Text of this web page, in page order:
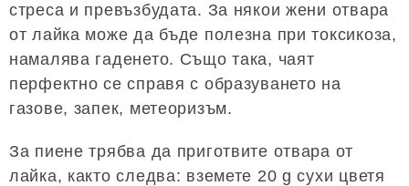
стреса и превъзбудата. За някои жени отвара
от лайка може да бъде полезна при токсикоза,
намалява гаденето. Също така, чаят
перфектно се справя с образуването на
газове, запек, метеоризъм.
За пиене трябва да приготвите отвара от
лайка, както следва: вземете 20 g сухи цветя